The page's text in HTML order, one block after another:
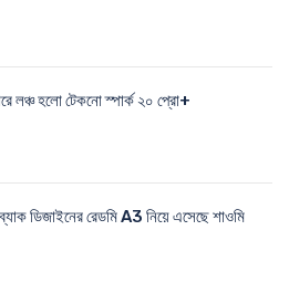
লঞ্চ হলো টেকনো স্পার্ক ২০ প্রো+
ডিজাইনের রেডমি A3 নিয়ে এসেছে শাওমি